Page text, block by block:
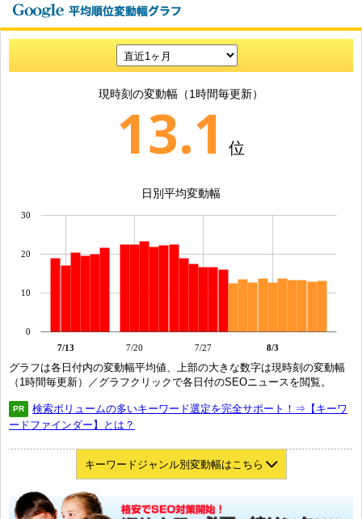
現時刻の変動幅（1時間毎更新）
13.1 位
日別平均変動幅
7/13 7/20 7/27 8/3
0
10
20
30
グラフは各日付内の変動幅平均値、上部の大きな数字は現時刻の変動幅
（1時間毎更新）／グラフクリックで各日付のSEOニュースを閲覧。
PR
検索ボリュームの多いキーワード選定を完全サポート！⇒【キーワ
ードファインダー】とは？
キーワードジャンル別変動幅はこちら